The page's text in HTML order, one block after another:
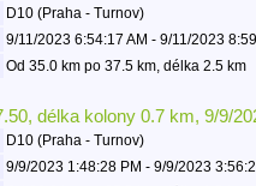
D10 (Praha - Turnov)
9/11/2023 6:54:17 AM - 9/11/2023
Od 35.0 km po 37.5 km, délka 2.5 km
délka kolony 0.7 km, 9/9/
D10 (Praha - Turnov)
9/9/2023 1:48:28 PM - 9/9/2023